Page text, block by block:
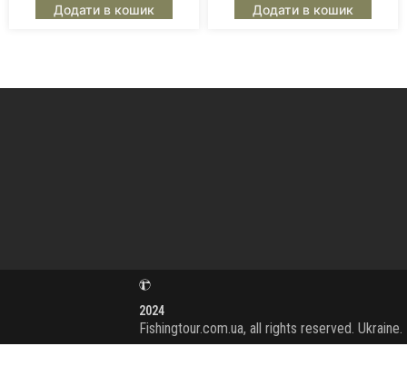
Додати в кошик Додати в кошик
2024
Fishingtour.com.ua, all rights reserved. Ukraine.